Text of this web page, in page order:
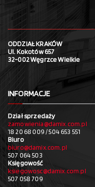
ODDZIAŁ KRAKÓW
Ul. Kokotów 657
32-002 Węgrzce Wielkie
INFORMACJE
Dział sprzedaży
zamowienia@damix.com.pl
18 20 68 009 / 504 653 551
Biuro
biuro@damix.com.pl
507 064 503
Księgowość
ksiegowosc@damix.com.pl
507 058 709